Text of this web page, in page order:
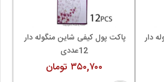
12عددی
۳۵۰,۷۰۰ تومان